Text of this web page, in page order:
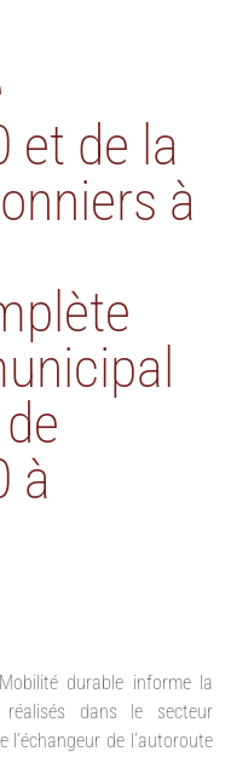
et de la
à
à
durable informe la
dans le secteur
l’échangeur de l’autoroute